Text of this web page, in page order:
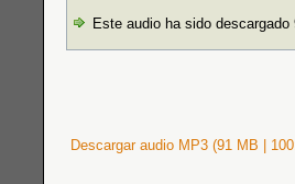
Este audio ha sido descargado
Descargar audio MP3 (91 MB |